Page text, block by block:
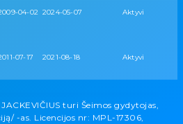
04-02 2024-05-07 Aktyvi
07-17 2021-08-18 Aktyvi
JACKEVIČIUS turi Šeimos gydytojas,
-as. Licencijos nr: MPL-17306,